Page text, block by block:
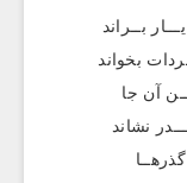
بــراند
بخواند
آن جا
نشاند